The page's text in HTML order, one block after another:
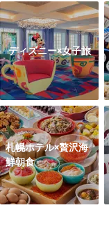
ディズニー×女子旅
札幌ホテル×贅沢海
鮮朝食